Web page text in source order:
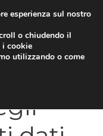
esperienza sul nostro
o chiudendo il
i cookie
utilizzando o come